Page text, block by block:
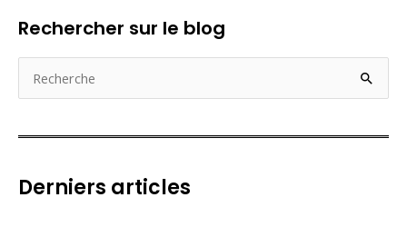
Rechercher sur le blog
e
rDerniers articles